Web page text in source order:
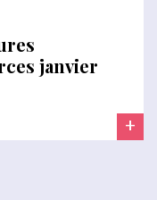
janvier
+